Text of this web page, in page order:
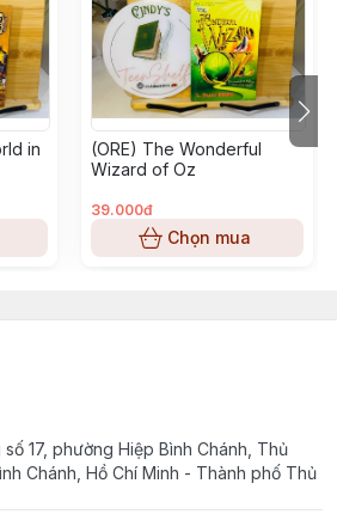
in
(ORE) The Wonderful
Wizard of Oz
39.000đ
Chọn mua
17, phường Hiệp Bình Chánh, Thủ
Chánh, Hồ Chí Minh - Thành phố Thủ